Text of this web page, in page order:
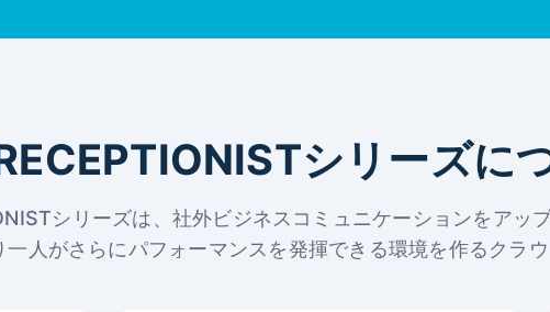
シリーズに
シリーズは、 社外ビジネスコミュニケーションをアッ
一人がさらにパフォーマンスを発揮できる環境を作るクラ